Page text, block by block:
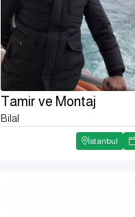
Tamir ve Montaj
Bilal
İstanbul